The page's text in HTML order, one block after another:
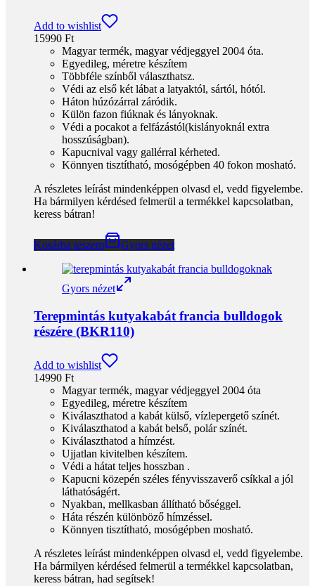
Add to wishlist
15990 Ft
Magyar termék, magyar védjeggyel 2004 óta.
Egyedileg, méretre készítem
Többféle színből választhatsz.
Védi az első két lábat a latyaktól, sártól, hótól.
Háton húzózárral záródik.
Külön fazon fiúknak és lányoknak.
Védi a pocakot a felfázástól(kislányoknál extra
hosszúságban).
Kapucnival vagy gallérral kérheted.
Könnyen tisztítható, mosógépben 40 fokon mosható.
A részletes leírást mindenképpen olvasd el, vedd figyelembe.
Ha bármilyen kérdésed felmerül a termékkel kapcsolatban,
keress bátran!
Kosárba teszem Gyors nézet
Gyors nézet
Terepmintás kutyakabát francia bulldogok
részére (BKR110)
Add to wishlist
14990 Ft
Magyar termék, magyar védjeggyel 2004 óta
Egyedileg, méretre készítem
Kiválaszthatod a kabát külső, vízlepergető színét.
Kiválaszthatod a kabát belső, polár színét.
Kiválaszthatod a hímzést.
Ujjatlan kivitelben készítem.
Védi a hátat teljes hosszban .
Kapucni közepén széles fényvisszaverő csíkkal a jól
láthatóságért.
Nyakban, mellkasban állítható bőséggel.
Háta részén különböző hímzéssel.
Könnyen tisztítható, mosógépben mosható.
A részletes leírást mindenképpen olvasd el, vedd figyelembe.
Ha bármilyen kérdésed felmerül a termékkel kapcsolatban,
keress bátran, had segítsek!